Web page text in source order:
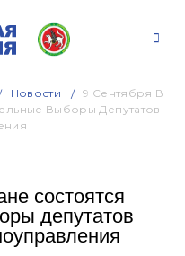
Новости
9 Сентября В
Выборы Депутатов
состоятся
депутатов